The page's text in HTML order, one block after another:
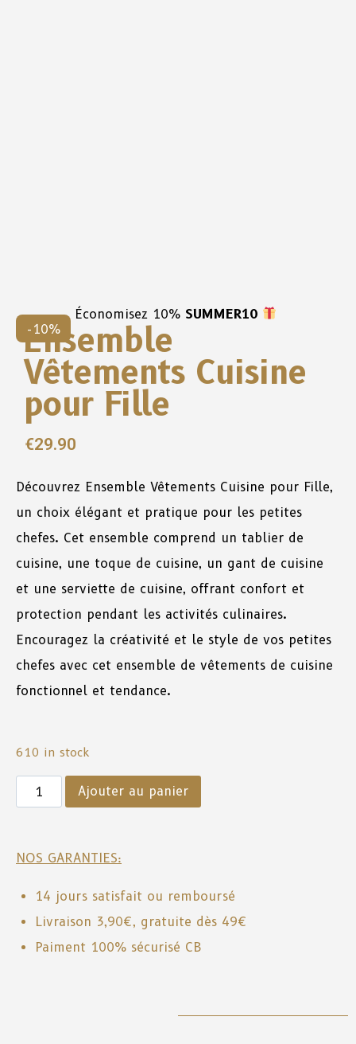
-10%
Économisez 10% SUMMER10
Ensemble
Vêtements Cuisine
pour Fille
€29.90
Découvrez Ensemble Vêtements Cuisine pour Fille,
un choix élégant et pratique pour les petites
chefes. Cet ensemble comprend un tablier de
cuisine, une toque de cuisine, un gant de cuisine
et une serviette de cuisine, offrant confort et
protection pendant les activités culinaires.
Encouragez la créativité et le style de vos petites
chefes avec cet ensemble de vêtements de cuisine
fonctionnel et tendance.
610 in stock
Ajouter au panier
NOS GARANTIES:
14 jours satisfait ou remboursé
Livraison 3,90€, gratuite dès 49€
Paiment 100% sécurisé CB